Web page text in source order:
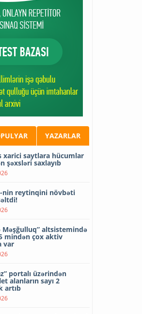
YAZARLAR
xarici saytlara hücumlar
şəxsləri saxlayıb
nin reytinqini növbəti
Məşğulluq” altsistemində
mindən çox aktiv
var
portalı üzərindən
alanların sayı 2
artıb